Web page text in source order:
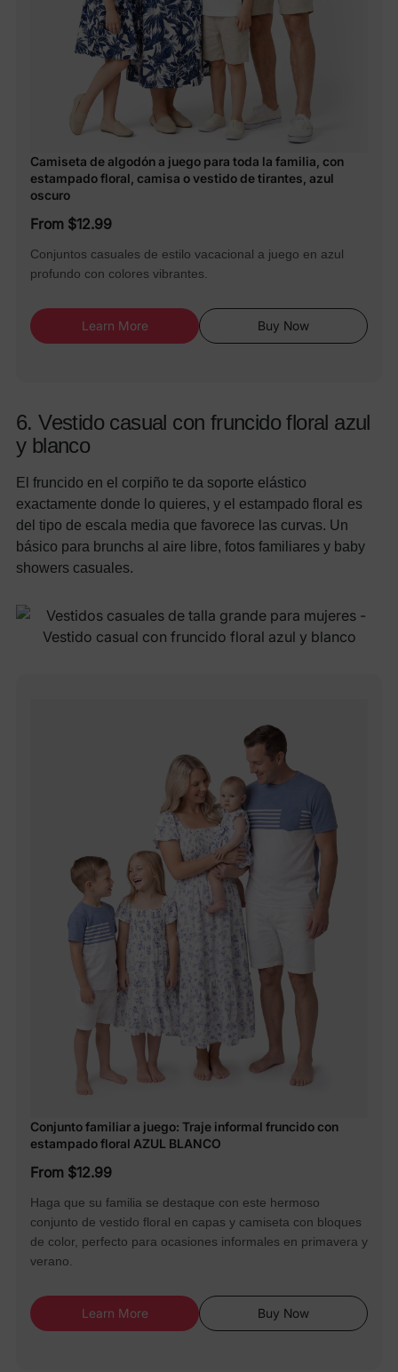
Camiseta de algodón a juego para toda la familia, con
estampado floral, camisa o vestido de tirantes, azul
oscuro
From $12.99
Conjuntos casuales de estilo vacacional a juego en azul
profundo con colores vibrantes.
Learn More Buy Now
6. Vestido casual con fruncido floral azul
y blanco
El fruncido en el corpiño te da soporte elástico
exactamente donde lo quieres, y el estampado floral es
del tipo de escala media que favorece las curvas. Un
básico para brunchs al aire libre, fotos familiares y baby
showers casuales.
Conjunto familiar a juego: Traje informal fruncido con
estampado floral AZUL BLANCO
From $12.99
Haga que su familia se destaque con este hermoso
conjunto de vestido floral en capas y camiseta con bloques
de color, perfecto para ocasiones informales en primavera y
verano.
Learn More Buy Now